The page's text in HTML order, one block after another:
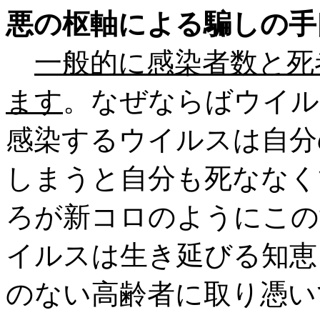
悪の枢軸による騙しの
一般的に感染者数と
ます。なぜならばウイ
感染するウイルスは自
しまうと自分も死なな
ろが新コロのようにこ
イルスは生き延びる知
のない高齢者に取り憑